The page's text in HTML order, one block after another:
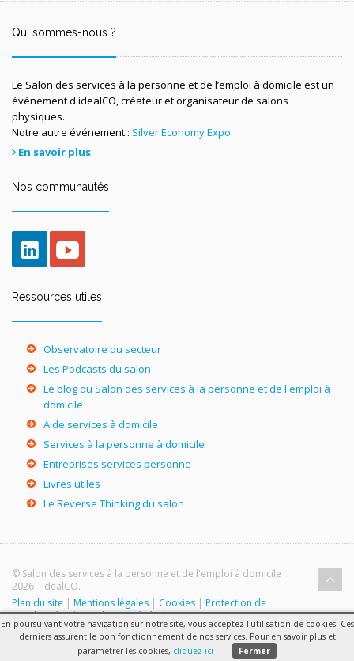
Qui sommes-nous ?
Le Salon des services à la personne et de l’emploi à domicile est un
événement d'idealCO, créateur et organisateur de salons
physiques.
Notre autre événement : Silver Economy Expo
En savoir plus
Nos communautés
Ressources utiles
Observatoire du secteur
Les Podcasts du salon
Le blog du Salon des services à la personne et de l'emploi à
domicile
Aide services à domicile
Services à la personne à domicile
Entreprises services personne
Livres utiles
Le Reverse Thinking du salon
© Salon des services à la personne et de l'emploi à domicile
2026 - idealCO.
Plan du site | Mentions légales | Cookies | Protection de
vos données|Conditions générales de participation au
Salon|Nous contacter
En poursuivant votre navigation sur notre site, vous acceptez l'utilisation de cookies. Ces
derniers assurent le bon fonctionnement de nos services. Pour en savoir plus et
paramétrer les cookies, cliquez ici Fermer